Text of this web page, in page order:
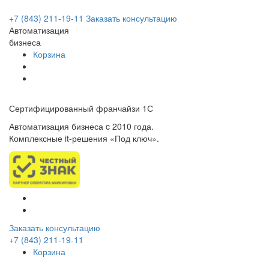
+7 (843) 211-19-11 Заказать консультацию
Автоматизация
бизнеса
Корзина
Сертифицированный франчайзи 1С
Автоматизация бизнеса c 2010 года.
Комплексные it-решения «Под ключ».
Заказать консультацию
+7 (843) 211-19-11
Корзина